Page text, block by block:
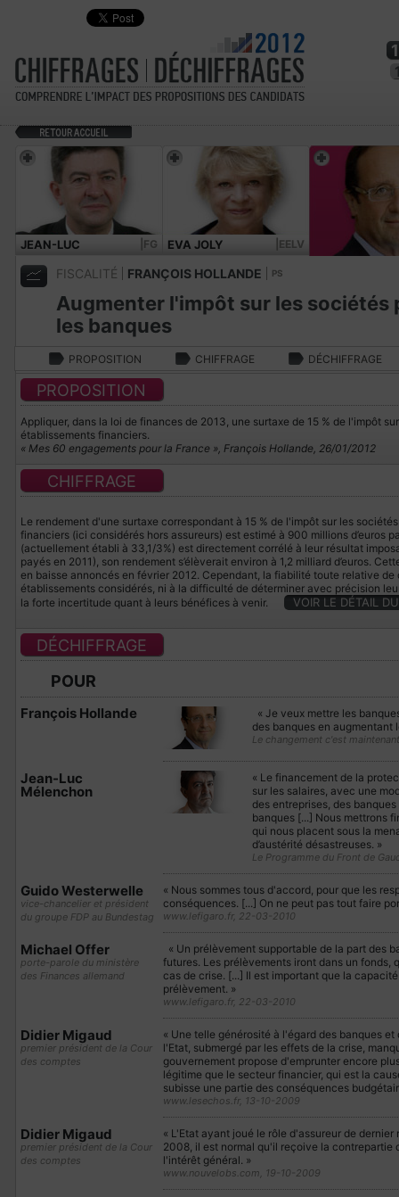
JEAN-LUC
MÉLENCHON
|FG EVA JOLY |EELV
FISCALITÉ FRANÇOIS HOLLANDE PS
Augmenter l'impôt sur les sociétés
les banques
PROPOSITION CHIFFRAGE DÉCHIFFRAGE
PROPOSITION
Appliquer, dans la loi de finances de 2013, une surtaxe de 15 % de l'impôt
établissements financiers.
« Mes 60 engagements pour la France », François Hollande, 26/01/2012
CHIFFRAGE
Le rendement d'une surtaxe correspondant à 15 % de l'impôt sur les
financiers (ici considérés hors assureurs) est estimé à 900 millions d’euros
(actuellement établi à 33,1/3%) est directement corrélé à leur résultat
payés en 2011), son rendement s’élèverait environ à 1,2 milliard d’euros.
en baisse annoncés en février 2012. Cependant, la fiabilité toute relative
établissements considérés, ni à la difficulté de déterminer avec précision
la forte incertitude quant à leurs bénéfices à venir.
VOIR LE DÉTAIL
DÉCHIFFRAGE
POUR
François Hollande
« Je veux mettre les
des banques en augmentant
Le changement c'est
Jean-Luc
Mélenchon
« Le financement de la
sur les salaires, avec une
des entreprises, des
banques [...] Nous mettrons
qui nous placent sous la
d’austérité désastreuses. »
Le Programme du Front de
Guido Westerwelle
vice-chancelier et président
du groupe FDP au Bundestag
« Nous sommes tous d'accord, pour que les
conséquences. [...] On ne peut pas tout faire
www.lefigaro.fr, 22-03-2010
Michael Offer
porte-parole du ministère
des Finances allemand
« Un prélèvement supportable de la part des
futures. Les prélèvements iront dans un
cas de crise. [...] Il est important que la
prélèvement. »
www.lefigaro.fr, 22-03-2010
Didier Migaud
premier président de la Cour
des comptes
« Une telle générosité à l'égard des banques
l'Etat, submergé par les effets de la crise,
gouvernement propose d'emprunter encore
légitime que le secteur financier, qui est la
subisse une partie des conséquences
www.lesechos.fr, 13-10-2009
Didier Migaud
premier président de la Cour
des comptes
« L'Etat ayant joué le rôle d'assureur de
2008, il est normal qu'il reçoive la
l'intérêt général. »
www.nouvelobs.com, 19-10-2009